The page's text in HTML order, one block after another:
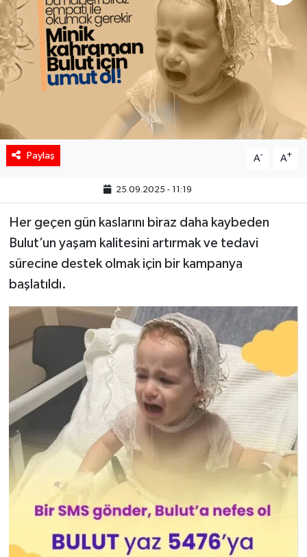
Paylaş A- A+
25.09.2025 - 11:19
Her geçen gün kaslarını biraz daha kaybeden
Bulut’un yaşam kalitesini artırmak ve tedavi
sürecine destek olmak için bir kampanya
başlatıldı.